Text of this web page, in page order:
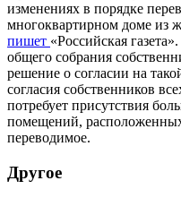
изменениях в порядке
многоквартирном доме из
пишет «Российская газета»
общего собрания
решение о согласии на
согласия собственников
потребует присутствия
помещений, расположенных
переводимое.
Другое